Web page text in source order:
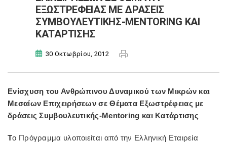
ΕΞΩΣΤΡΕΦΕΙΑΣ ΜΕ ΔΡΑΣΕΙΣ
ΣΥΜΒΟΥΛΕΥΤΙΚΗΣ-MENTORING ΚΑΙ
ΚΑΤΑΡΤΙΣΗΣ
30 Οκτωβρίου, 2012
Ενίσχυση του Ανθρώπινου Δυναμικού των Μικρών και
Μεσαίων Επιχειρήσεων σε Θέματα Εξωστρέφειας με
δράσεις Συμβουλευτικής-Mentoring και Κατάρτισης
Το Πρόγραμμα υλοποιείται από την Ελληνική Εταιρεία